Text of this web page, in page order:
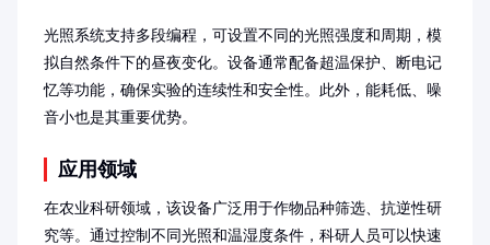
光照系统支持多段编程，可设置不同的光照强度和周期，模
拟自然条件下的昼夜变化。设备通常配备超温保护、断电记
忆等功能，确保实验的连续性和安全性。此外，能耗低、噪
音小也是其重要优势。
应用领域
在农业科研领域，该设备广泛用于作物品种筛选、抗逆性研
究等。通过控制不同光照和温湿度条件，科研人员可以快速